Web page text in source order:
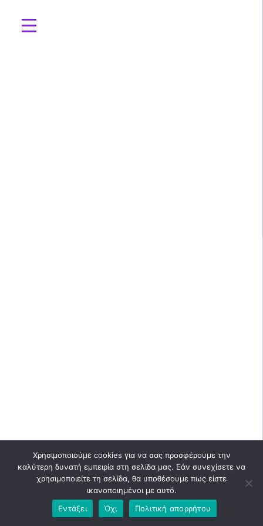
Χρησιμοποιούμε cookies για να σας προσφέρουμε την
καλύτερη δυνατή εμπειρία στη σελίδα μας. Εάν συνεχίσετε να
χρησιμοποιείτε τη σελίδα, θα υποθέσουμε πως είστε
ικανοποιημένοι με αυτό.
Εντάξει
Όχι Πολιτική απορρήτου